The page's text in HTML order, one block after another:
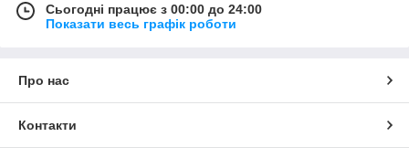
Сьогодні працює з 00:00 до 24:00
Показати весь графік роботи
Про нас
Контакти